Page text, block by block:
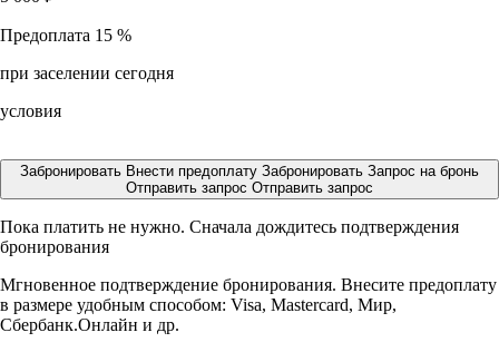
Предоплата 15 %
при заселении сегодня
условия
Забронировать Внести предоплату Забронировать Запрос на бронь
Отправить запрос Отправить запрос
Пока платить не нужно. Сначала дождитесь подтверждения
бронирования
Мгновенное подтверждение бронирования. Внесите предоплату
в размере удобным способом: Visa, Mastercard, Мир,
Сбербанк.Онлайн и др.